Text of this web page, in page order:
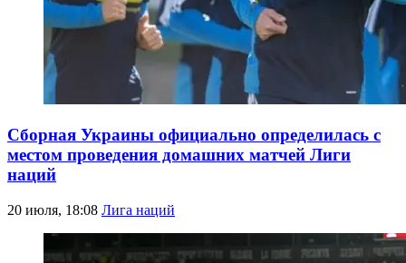
Сборная Украины официально определилась с
местом проведения домашних матчей Лиги
наций
20 июля, 18:08 Лига наций